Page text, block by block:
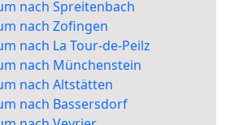
nach Spreitenbach
nach Zofingen
nach La Tour-de-Peilz
nach Münchenstein
nach Altstätten
nach Bassersdorf